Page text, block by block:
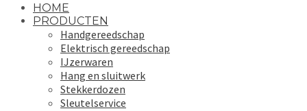
HOME
PRODUCTEN
Handgereedschap
Elektrisch gereedschap
IJzerwaren
Hang en sluitwerk
Stekkerdozen
Sleutelservice